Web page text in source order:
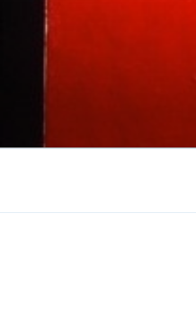
contenu